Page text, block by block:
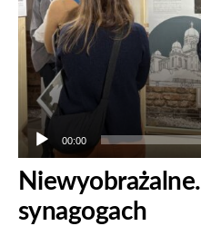
00:00
synagogach